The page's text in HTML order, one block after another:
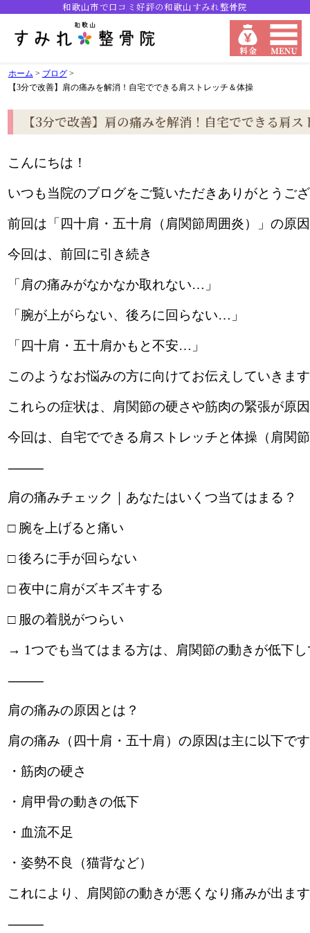
和歌山市で口コミ好評の和歌山すみれ整骨院
ホーム > ブログ>
【3分で改善】肩の痛みを解消！自宅でできる肩ストレッチ＆体操
【3分で改善】肩の痛みを解消！自宅でできる肩
こんにちは！
いつも当院のブログをご覧いただきありがとうご
前回は「四十肩・五十肩（肩関節周囲炎）」の原
今回は、前回に引き続き
「肩の痛みがなかなか取れない…」
「腕が上がらない、後ろに回らない…」
「四十肩・五十肩かもと不安…」
このようなお悩みの方に向けてお伝えしていきま
これらの症状は、肩関節の硬さや筋肉の緊張が原
今回は、自宅でできる肩ストレッチと体操（肩関
⸻
肩の痛みチェック｜あなたはいくつ当てはまる？
□ 腕を上げると痛い
□ 後ろに手が回らない
□ 夜中に肩がズキズキする
□ 服の着脱がつらい
→ 1つでも当てはまる方は、肩関節の動きが低下
⸻
肩の痛みの原因とは？
肩の痛み（四十肩・五十肩）の原因は主に以下で
・筋肉の硬さ
・肩甲骨の動きの低下
・血流不足
・姿勢不良（猫背など）
これにより、肩関節の動きが悪くなり痛みが出ま
⸻